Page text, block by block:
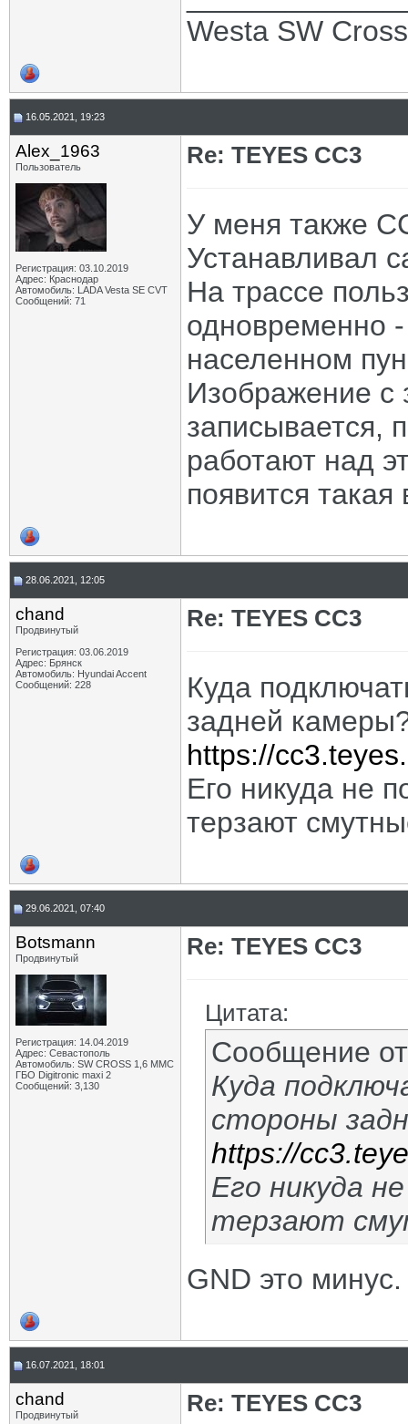
Westa SW
16.05.2021, 19:23
Alex_1963
Пользователь
Регистрация: 03.10.2019
Адрес: Краснодар
Автомобиль: LADA Vesta SE CVT
Сообщений: 71
Re: TEYES CC3
У меня также
Устанавливал
На трассе
одновременно
населенном
Изображение с
записывается,
работают над
появится
28.06.2021, 12:05
chand
Продвинутый
Регистрация: 03.06.2019
Адрес: Брянск
Автомобиль: Hyundai Accent
Сообщений: 228
Re: TEYES CC3
Куда
задней
https://
Его никуда не
терзают
29.06.2021, 07:40
Botsmann
Продвинутый
Регистрация: 14.04.2019
Адрес: Севастополь
Автомобиль: SW CROSS 1,6 ММС
ГБО Digitronic maxi 2
Сообщений: 3,130
Re: TEYES CC3
Цитата:
Сообщение
Куда
стороны
https://
Его никуда
терзают
GND это минус.
16.07.2021, 18:01
chand
Продвинутый
Re: TEYES CC3